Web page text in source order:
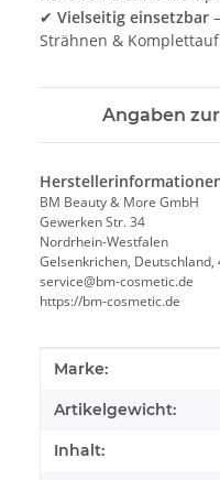
✔ Vielseitig einsetzbar
Strähnen &
Angaben
BM Beauty & More GmbH
Gewerken Str. 34
Nordrhein-Westfalen
Gelsenkrichen, Deutschland,
service@bm-cosmetic.de
https://bm-cosmetic.de
Produkteigenschaft
Wert
Marke:
Artikelgewicht:
Inhalt: